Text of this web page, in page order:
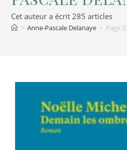
Cet auteur a écrit 285 articles
> Anne-Pascale Delanaye > Page